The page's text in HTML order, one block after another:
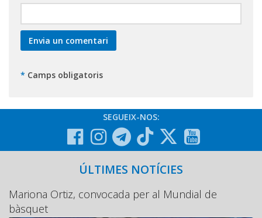
* Camps obligatoris
SEGUEIX-NOS:
ÚLTIMES NOTÍCIES
Mariona Ortiz, convocada per al Mundial de
bàsquet